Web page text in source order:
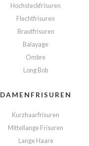
Hochsteckfrisuren
Flechtfrisuren
Brautfrisuren
Balayage
Ombre
Long Bob
DAMENFRISUREN
Kurzhaarfrisuren
Mittellange Frisuren
Lange Haare